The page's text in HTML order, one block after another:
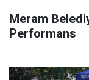
Meram
Performans